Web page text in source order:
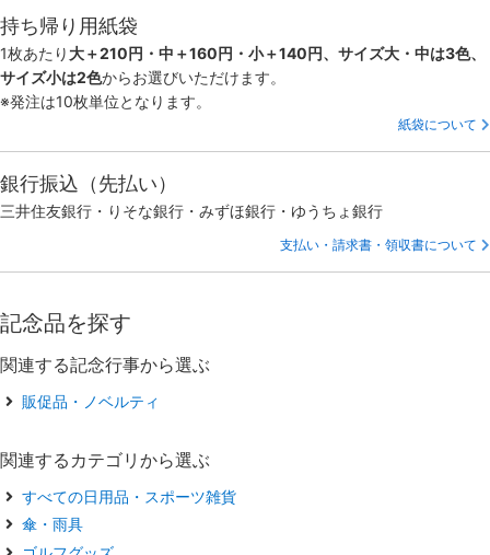
持ち帰り用紙袋
1枚あたり 大＋210円・中＋160円・小＋140円、サイズ大・中は3色、
サイズ小は2色からお選びいただけます。
※発注は10枚単位となります。
紙袋について
銀行振込（先払い）
三井住友銀行・りそな銀行・みずほ銀行・ゆうちょ銀行
支払い・請求書・領収書について
記念品を探す
関連する記念行事から選ぶ
販促品・ノベルティ
関連するカテゴリから選ぶ
すべての日用品・スポーツ雑貨
傘・雨具